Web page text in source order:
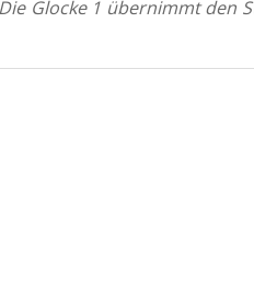
Glocke 1 übernimmt den